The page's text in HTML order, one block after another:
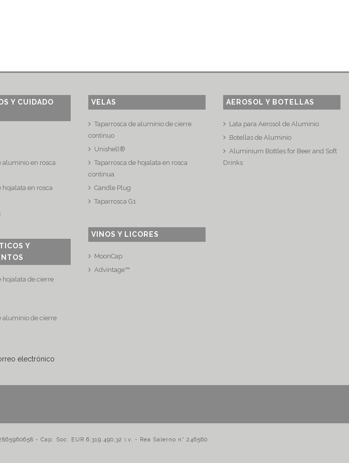
Y CUIDADO
aluminio en rosca
hojalata en rosca
Y
hojalata de cierre
aluminio de cierre
VELAS
Taparrosca de aluminio de cierre
continuo
Unishell®
Taparrosca de hojalata en rosca
continua
Candle Plug
Taparrosca G1
VINOS Y LICORES
MoonCap
Advintage™
AEROSOL Y BOTELLAS
Lata para Aerosol de Aluminio
Botellas de Aluminio
Aluminium Bottles for Beer and Soft
Drinks
electrónico
- Cap. Soc. EUR 6.319.490,32 i.v. - Rea Salerno n° 246560